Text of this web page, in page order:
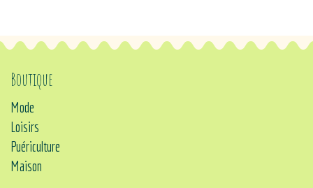
Boutique
Mode
Loisirs
Puériculture
Maison